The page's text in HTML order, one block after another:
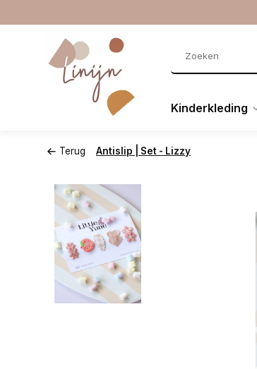
Kinderkleding
Terug Antislip | Set - Lizzy